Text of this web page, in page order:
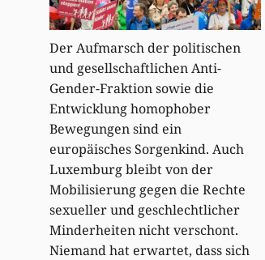
Der Aufmarsch der politischen
und gesellschaftlichen Anti-
Gender-Fraktion sowie die
Entwicklung homophober
Bewegungen sind ein
europäisches Sorgenkind. Auch
Luxemburg bleibt von der
Mobilisierung gegen die Rechte
sexueller und geschlechtlicher
Minderheiten nicht verschont.
Niemand hat erwartet, dass sich